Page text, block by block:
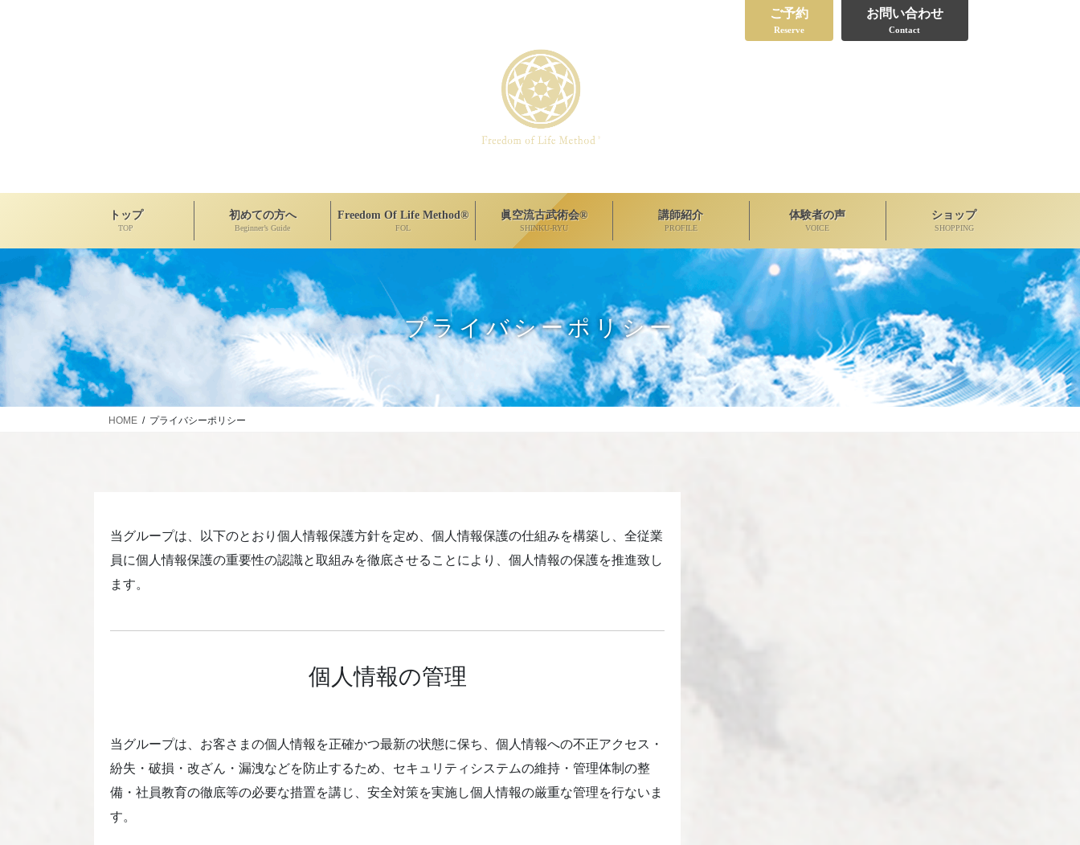
トップ
TOP
初めての方へ
Beginner’s Guide
Freedom Of Life Method®
FOL
眞空流古武術会®
SHINKU-RYU
講師紹介
PROFILE
体験者の声
VOICE
ショップ
SHOPPING
プライバシーポリシー
HOME プライバシーポリシー
当グループは、以下のとおり個人情報保護方針を定め、個人情報保護の仕組みを構築し、全従業
員に個人情報保護の重要性の認識と取組みを徹底させることにより、個人情報の保護を推進致し
ます。
個人情報の管理
当グループは、お客さまの個人情報を正確かつ最新の状態に保ち、個人情報への不正アクセス・
紛失・破損・改ざん・漏洩などを防止するため、セキュリティシステムの維持・管理体制の整
備・社員教育の徹底等の必要な措置を講じ、安全対策を実施し個人情報の厳重な管理を行ないま
す。
ご予約
Reserve
お問い合わせ
Contact